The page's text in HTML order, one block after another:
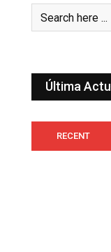
Última
RECENT